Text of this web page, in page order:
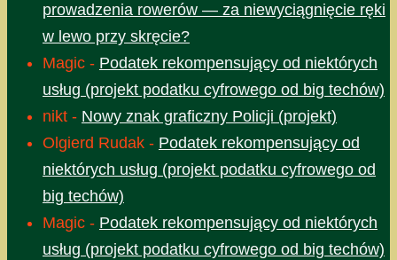
prowadzenia rowerów — za niewyciągnięcie ręki
w lewo przy skręcie?
Magic - Podatek rekompensujący od niektórych
usług (projekt podatku cyfrowego od big techów)
nikt - Nowy znak graficzny Policji (projekt)
Olgierd Rudak - Podatek rekompensujący od
niektórych usług (projekt podatku cyfrowego od
big techów)
Magic - Podatek rekompensujący od niektórych
usług (projekt podatku cyfrowego od big techów)